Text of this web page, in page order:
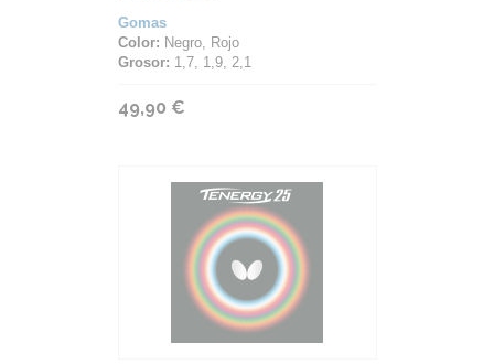
Gomas
Color: Negro, Rojo
Grosor: 1,7, 1,9, 2,1
49,90 €